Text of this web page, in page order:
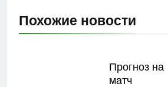
Похожие новости
Прогноз на
матч